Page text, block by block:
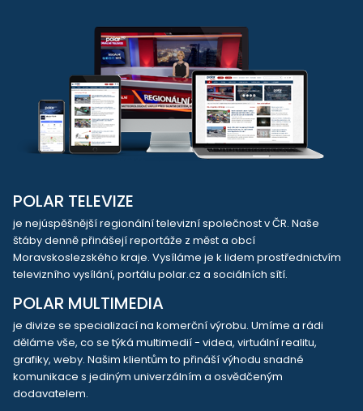
POLAR TELEVIZE
je nejúspěšnější regionální televizní společnost v ČR. Naše
štáby denně přinášejí reportáže z měst a obcí
Moravskoslezského kraje. Vysíláme je k lidem prostřednictvím
televizního vysílání, portálu polar.cz a sociálních sítí.
POLAR MULTIMEDIA
je divize se specializací na komerční výrobu. Umíme a rádi
děláme vše, co se týká multimedií - videa, virtuální realitu,
grafiky, weby. Našim klientům to přináší výhodu snadné
komunikace s jediným univerzálním a osvědčeným
dodavatelem.